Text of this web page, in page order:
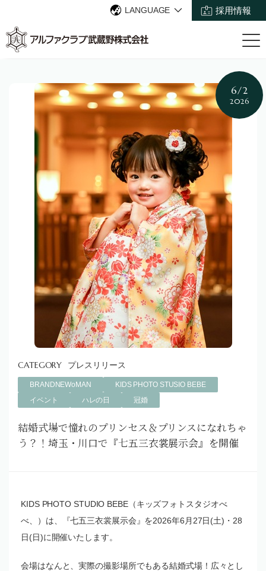
LANGUAGE 採用情報
6/2
2026
プレスリリース
BRANDNEWoMAN
KIDS PHOTO STUSIO BEBE
イベント
ハレの日 冠婚
結婚式場で憧れのプリンセス＆プリンスになれちゃ
う？！埼玉・川口で『七五三衣裳展示会』を開催
KIDS PHOTO STUDIO BEBE（キッズフォトスタジオべ
べ、）は、『七五三衣裳展示会』を2026年6月27日(土)・28
日(日)に開催いたします。
会場はなんと、実際の撮影場所でもある結婚式場！広々とし